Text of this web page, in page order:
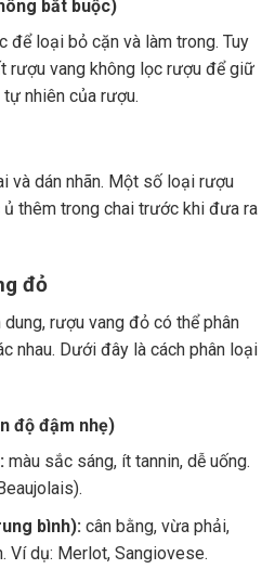
bắt buộc)
để loại bỏ cặn và làm trong. Tuy
rượu vang không lọc rượu để giữ
nhiên của rượu.
và dán nhãn. Một số loại rượu
thêm trong chai trước khi đưa ra
đỏ
rượu vang đỏ có thể phân
nhau. Dưới đây là cách phân loại
độ đậm nhẹ)
màu sắc sáng, ít tannin, dễ uống.
bình): cân bằng, vừa phải,
Ví dụ: Merlot, Sangiovese.